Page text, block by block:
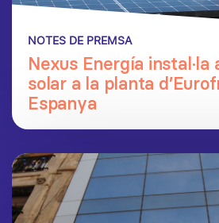
NOTES DE PREMSA
Nexus Energía instal·la
solar a la planta
Espanya